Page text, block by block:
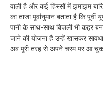
वाली है और कई हिस्सों में झमाझम
का ताजा पूर्वानुमान बताता है कि
पानी के साथ-साथ बिजली भी कहर
जाने की योजना है उन्हें खासकर
अब पूरी तरह से अपने चरम पर आ